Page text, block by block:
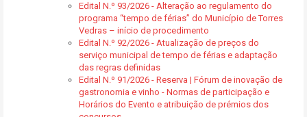
Edital N.º 93/2026 - Alteração ao regulamento do
programa “tempo de férias” do Município de Torres
Vedras – início de procedimento
Edital N.º 92/2026 - Atualização de preços do
serviço municipal de tempo de férias e adaptação
das regras definidas
Edital N.º 91/2026 - Reserva | Fórum de inovação de
gastronomia e vinho - Normas de participação e
Horários do Evento e atribuição de prémios dos